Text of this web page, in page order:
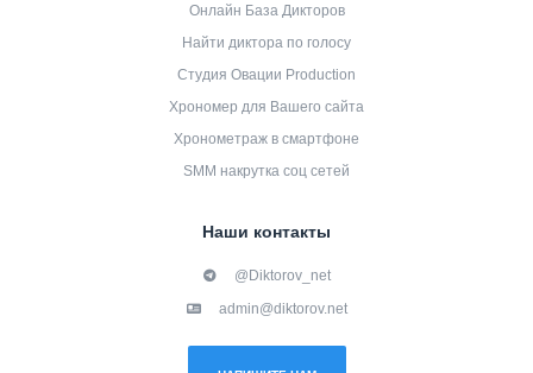
Онлайн База Дикторов
Найти диктора по голосу
Студия Овации Production
Хрономер для Вашего сайта
Хронометраж в смартфоне
SMM накрутка соц сетей
Наши контакты
@Diktorov_net
admin@diktorov.net